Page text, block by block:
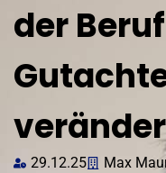
der
29.12.25 Max